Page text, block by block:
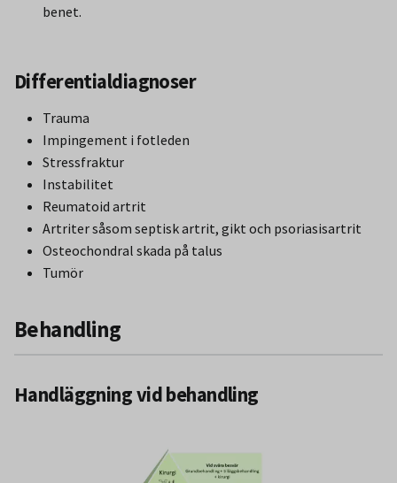
benet.
Differentialdiagnoser
Trauma
Impingement i fotleden
Stressfraktur
Instabilitet
Reumatoid artrit
Artriter såsom septisk artrit, gikt och psoriasisartrit
Osteochondral skada på talus
Tumör
Behandling
Handläggning vid behandling